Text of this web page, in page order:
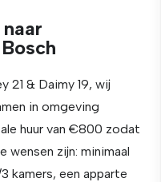
21 & Daimy 19, wij
in omgeving
huur van €800 zodat
wensen zijn: minimaal
kamers, een apparte